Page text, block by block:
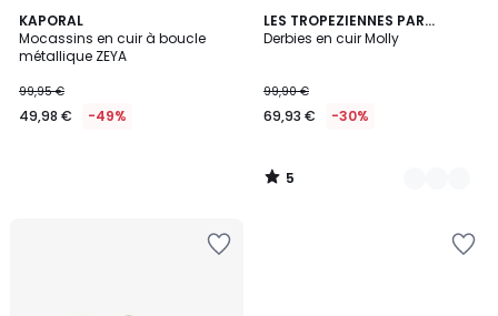
KAPORAL
Mocassins en cuir à boucle
métallique ZEYA
99,95 €
49,98 € -49%
LES TROPEZIENNES PAR
M.BELARBIDerbies en cuir Molly
99,90 €
69,93 € -30%
5
/
2
Couleurs
5
/